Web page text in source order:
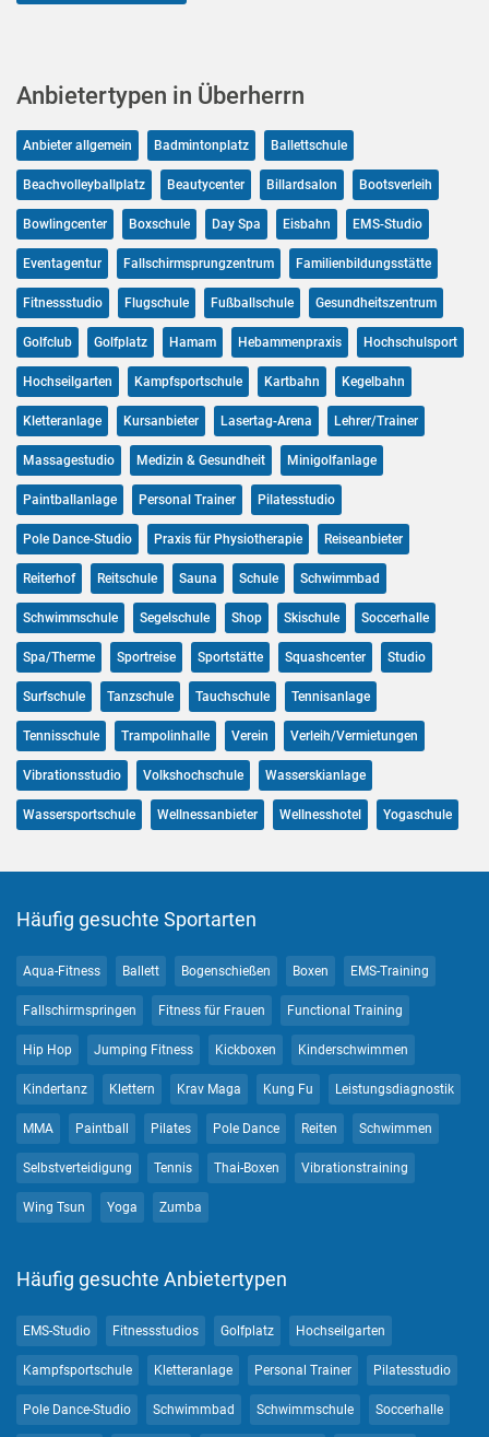
Anbietertypen in Überherrn
Anbieter allgemein Badmintonplatz Ballettschule
Beachvolleyballplatz Beautycenter Billardsalon Bootsverleih
Bowlingcenter Boxschule Day Spa Eisbahn EMS-Studio
Eventagentur Fallschirmsprungzentrum Familienbildungsstätte
Fitnessstudio Flugschule Fußballschule Gesundheitszentrum
Golfclub Golfplatz Hamam Hebammenpraxis Hochschulsport
Hochseilgarten Kampfsportschule Kartbahn Kegelbahn
Kletteranlage Kursanbieter Lasertag-Arena Lehrer/Trainer
Massagestudio Medizin & Gesundheit Minigolfanlage
Paintballanlage Personal Trainer Pilatesstudio
Pole Dance-Studio Praxis für Physiotherapie Reiseanbieter
Reiterhof Reitschule Sauna Schule Schwimmbad
Schwimmschule Segelschule Shop Skischule Soccerhalle
Spa/Therme Sportreise Sportstätte Squashcenter Studio
Surfschule Tanzschule Tauchschule Tennisanlage
Tennisschule Trampolinhalle Verein Verleih/Vermietungen
Vibrationsstudio Volkshochschule Wasserskianlage
Wassersportschule Wellnessanbieter Wellnesshotel Yogaschule
Häufig gesuchte Sportarten
Aqua-Fitness Ballett Bogenschießen Boxen EMS-Training
Fallschirmspringen Fitness für Frauen Functional Training
Hip Hop Jumping Fitness Kickboxen Kinderschwimmen
Kindertanz Klettern Krav Maga Kung Fu Leistungsdiagnostik
MMA Paintball Pilates Pole Dance Reiten Schwimmen
Selbstverteidigung Tennis Thai-Boxen Vibrationstraining
Wing Tsun Yoga Zumba
Häufig gesuchte Anbietertypen
EMS-Studio Fitnessstudios Golfplatz Hochseilgarten
Kampfsportschule Kletteranlage Personal Trainer Pilatesstudio
Pole Dance-Studio Schwimmbad Schwimmschule Soccerhalle